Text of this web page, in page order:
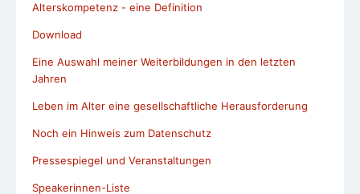
Alterskompetenz - eine Definition
Download
Eine Auswahl meiner Weiterbildungen in den letzten
Jahren
Leben im Alter eine gesellschaftliche Herausforderung
Noch ein Hinweis zum Datenschutz
Pressespiegel und Veranstaltungen
Speakerinnen-Liste